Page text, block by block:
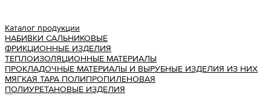
Каталог продукции
НАБИВКИ САЛЬНИКОВЫЕ
ФРИКЦИОННЫЕ ИЗДЕЛИЯ
ТЕПЛОИЗОЛЯЦИОННЫЕ МАТЕРИАЛЫ
ПРОКЛАДОЧНЫЕ МАТЕРИАЛЫ И ВЫРУБНЫЕ ИЗДЕЛИЯ ИЗ НИХ
МЯГКАЯ ТАРА ПОЛИПРОПИЛЕНОВАЯ
ПОЛИУРЕТАНОВЫЕ ИЗДЕЛИЯ